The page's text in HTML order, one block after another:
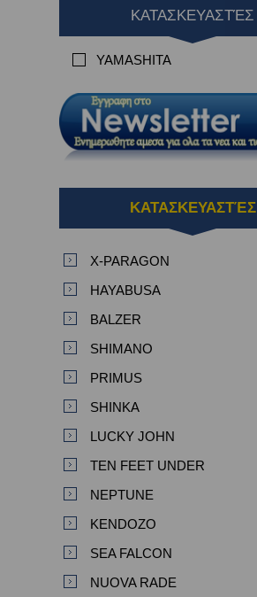
ΚΑΤΑΣΚΕΥΑΣΤΈΣ
YAMASHITA
ΚΑΤΑΣΚΕΥΑΣΤΈΣ
X-PARAGON
HAYABUSA
BALZER
SHIMANO
PRIMUS
SHINKA
LUCKY JOHN
TEN FEET UNDER
NEPTUNE
KENDOZO
SEA FALCON
NUOVA RADE